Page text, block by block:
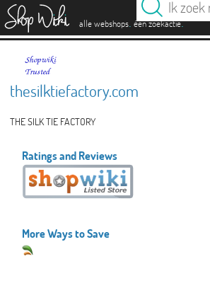
alle webshops. één zoekactie.
thesilktiefactory.com
THE SILK TIE FACTORY
Ratings and Reviews
More Ways to Save